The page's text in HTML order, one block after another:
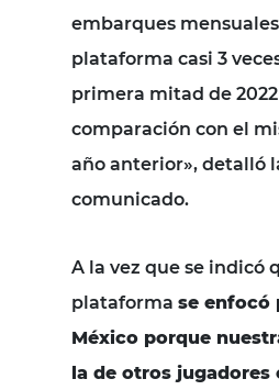
embarques
plataforma casi 3
primera mitad de
comparación con el
año anterior», detalló
comunicado.
A la vez que se indicó
plataforma se enfocó
México porque
la de otros jugadores